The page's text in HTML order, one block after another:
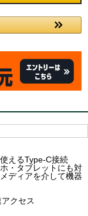
えるType-C接続
・タブレットにも対
ディアを介して機器
クセス